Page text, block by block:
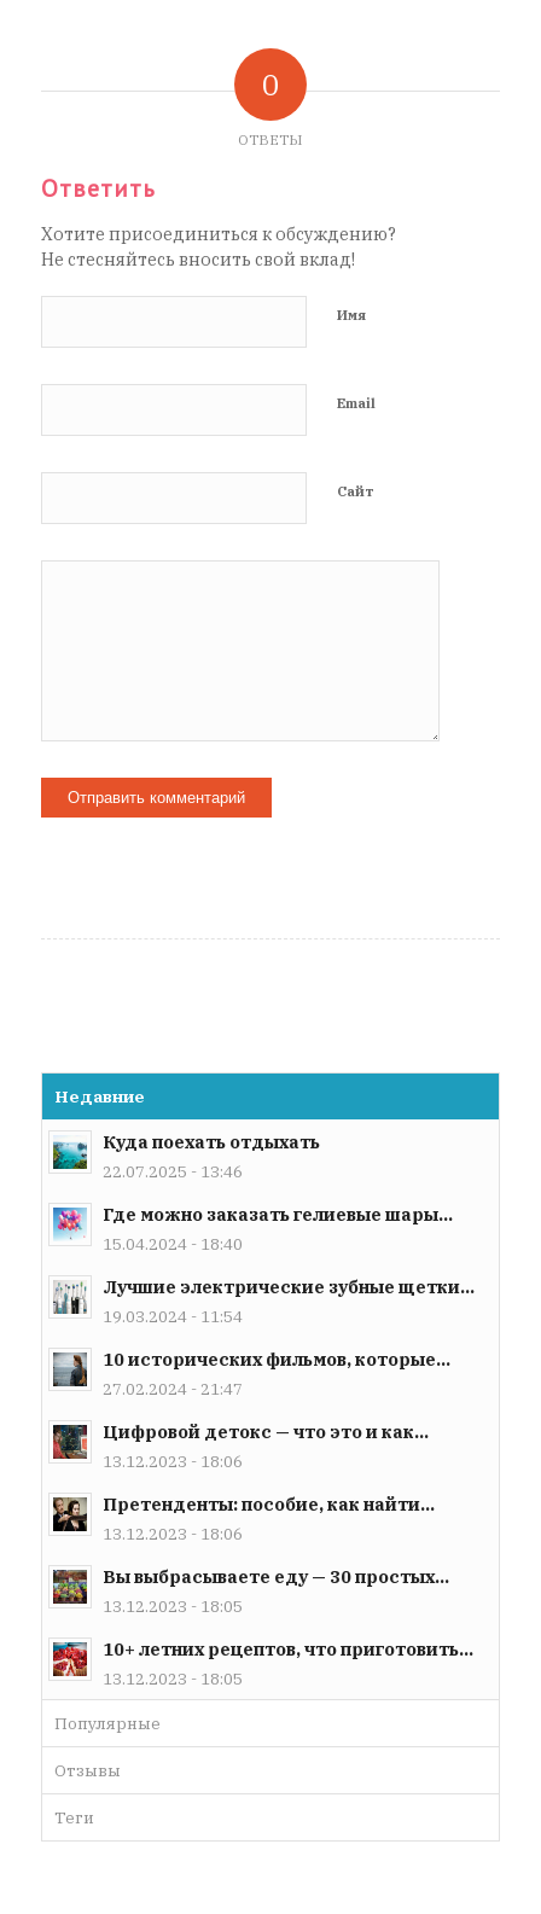
0
ОТВЕТЫ
Ответить
Хотите присоединиться к обсуждению?
Не стесняйтесь вносить свой вклад!
Имя
Email
Сайт
Недавние
Куда поехать отдыхать
22.07.2025 - 13:46
Где можно заказать гелиевые шары...
15.04.2024 - 18:40
Лучшие электрические зубные щетки...
19.03.2024 - 11:54
10 исторических фильмов, которые...
27.02.2024 - 21:47
Цифровой детокс — что это и как...
13.12.2023 - 18:06
Претенденты: пособие, как найти...
13.12.2023 - 18:06
Вы выбрасываете еду — 30 простых...
13.12.2023 - 18:05
10+ летних рецептов, что приготовить...
13.12.2023 - 18:05
Популярные
Отзывы
Теги